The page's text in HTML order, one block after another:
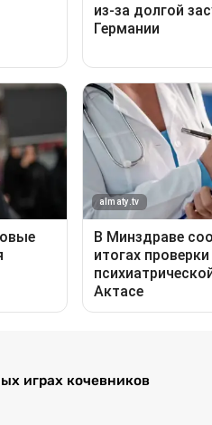
играх кочевников